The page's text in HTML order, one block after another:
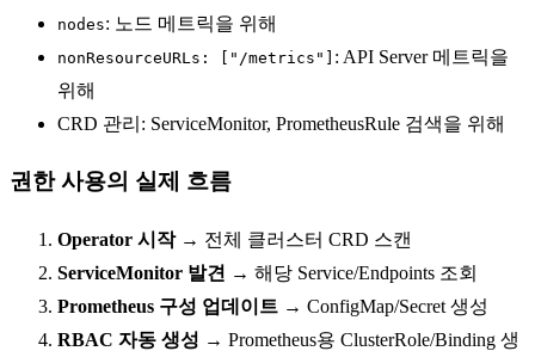
nodes: 노드 메트릭을 위해
nonResourceURLs: ["/metrics"] : API Server 메트릭을
위해
CRD 관리: ServiceMonitor, PrometheusRule 검색을 위해
권한 사용의 실제 흐름
Operator 시작→ 전체 클러스터 CRD 스캔
ServiceMonitor 발견 → 해당 Service/Endpoints 조회
Prometheus 구성 업데이트 → ConfigMap/Secret 생성
RBAC 자동 생성 → Prometheus용 ClusterRole/Binding 생